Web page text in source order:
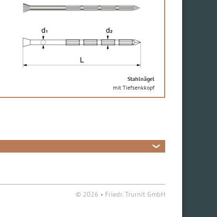
Stahlnägel
mit Tiefsenkkopf
© 2026 • Friedr. Trurnit GmbH